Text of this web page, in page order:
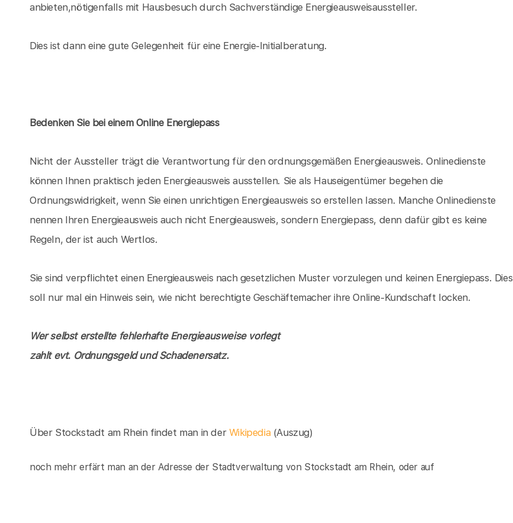
anbieten,nötigenfalls mit Hausbesuch durch Sachverständige Energieausweisaussteller.
Dies ist dann eine gute Gelegenheit für eine Energie-Initialberatung.
Bedenken Sie bei einem Online Energiepass
Nicht der Aussteller trägt die Verantwortung für den ordnungsgemäßen Energieausweis. Onlinedienste
können Ihnen praktisch jeden Energieausweis ausstellen. Sie als Hauseigentümer begehen die
Ordnungswidrigkeit, wenn Sie einen unrichtigen Energieausweis so erstellen lassen. Manche Onlinedienste
nennen Ihren Energieausweis auch nicht Energieausweis, sondern Energiepass, denn dafür gibt es keine
Regeln, der ist auch Wertlos.
Sie sind verpflichtet einen Energieausweis nach gesetzlichen Muster vorzulegen und keinen Energiepass. Dies
soll nur mal ein Hinweis sein, wie nicht berechtigte Geschäftemacher ihre Online-Kundschaft locken.
Wer selbst erstellte fehlerhafte Energieausweise vorlegt
zahlt evt. Ordnungsgeld und Schadenersatz.
Über Stockstadt am Rhein findet man in der Wikipedia (Auszug)
noch mehr erfärt man an der Adresse der Stadtverwaltung von Stockstadt am Rhein, oder auf